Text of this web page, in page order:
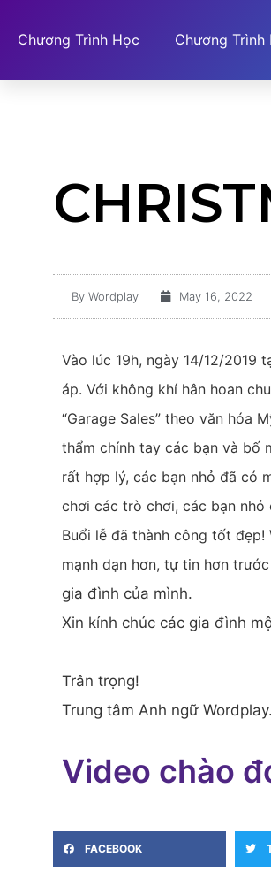
Chương Trình Học Chương Trình
By Wordplay May 16, 2022
Vào lúc 19h, ngày 14/12/2019
áp. Với không khí hân hoan
“Garage Sales” theo văn hóa
thẩm chính tay các bạn và bố
rất hợp lý, các bạn nhỏ đã có
chơi các trò chơi, các bạn
Buổi lễ đã thành công tốt
mạnh dạn hơn, tự tin hơn
gia đình của mình.
Xin kính chúc các gia đình
Trân trọng!
Trung tâm Anh ngữ Wordplay.
Video chào
FACEBOOK